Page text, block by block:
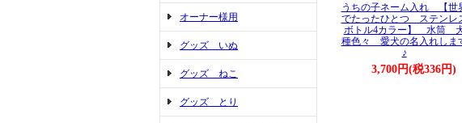
オーナー様用
グッズ いぬ
グッズ ねこ
グッズ とり
うちの子ネーム入れ 【世
でたったひとつ ステンレ
ボトル4カラー】 水筒
種色々 愛犬の名入れしま
♪
3,700円(税336円)